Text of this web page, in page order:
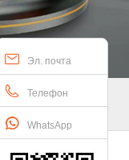
Эл. почта
Телефон
WhatsApp